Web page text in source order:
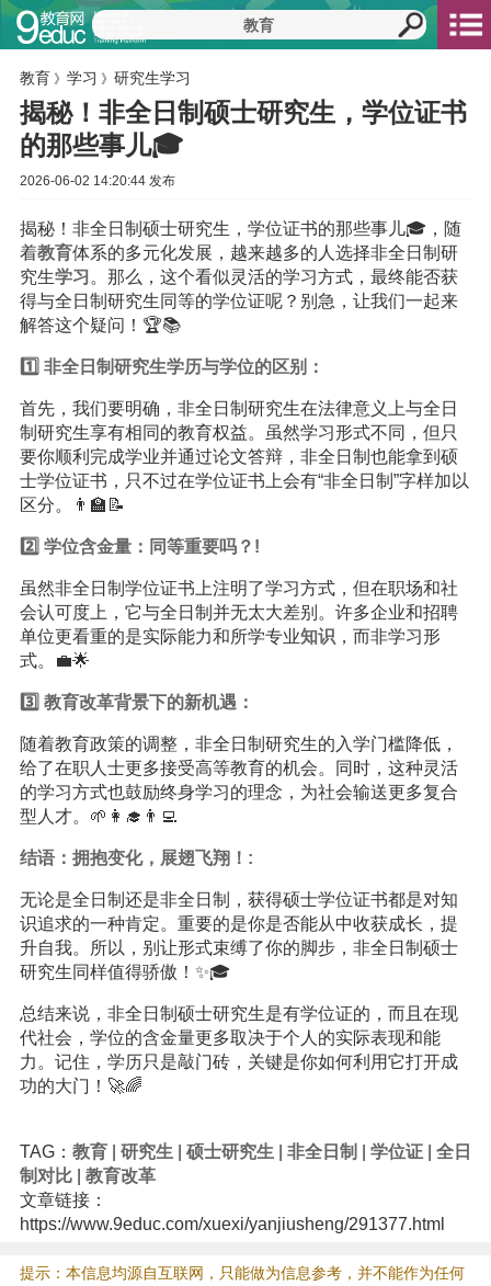
教育 》 学习 》 研究生学习
揭秘！非全日制硕士研究生，学位证书
的那些事儿🎓
2026-06-02 14:20:44 发布
揭秘！非全日制硕士研究生，学位证书的那些事儿🎓，随
着教育体系的多元化发展，越来越多的人选择非全日制研
究生学习 。那么，这个看似灵活的学习方式，最终能否获
得与全日制研究生同等的学位证呢？别急，让我们一起来
解答这个疑问！🏆📚
1️⃣ 非全日制研究生学历与学位的区别：
首先，我们要明确，非全日制研究生在法律意义上与全日
制研究生享有相同的教育权益。虽然学习形式不同，但只
要你顺利完成学业并通过论文答辩，非全日制也能拿到硕
士学位证书，只不过在学位证书上会有“非全日制”字样加以
区分。👨‍🏫📝
2️⃣ 学位含金量：同等重要吗？!
虽然非全日制学位证书上注明了学习方式，但在职场和社
会认可度上，它与全日制并无太大差别。许多企业和招聘
单位更看重的是实际能力和所学专业知识 ，而非学习形
式。💼🌟
3️⃣ 教育改革背景下的新机遇：
随着教育政策的调整，非全日制研究生的入学门槛降低，
给了在职人士更多接受高等教育的机会。同时，这种灵活
的学习方式也鼓励终身学习的理念，为社会输送更多复合
型人才。🌱👩‍🎓👨‍💻
结语：拥抱变化，展翅飞翔！:
无论是全日制还是非全日制，获得硕士学位证书都是对知
识追求的一种肯定。重要的是你是否能从中收获成长，提
升自我。所以，别让形式束缚了你的脚步，非全日制硕士
研究生同样值得骄傲！✨🎓
总结来说，非全日制硕士研究生是有学位证的，而且在现
代社会，学位的含金量更多取决于个人的实际表现和能
力。记住，学历只是敲门砖，关键是你如何利用它打开成
功的大门！🚀🌈
TAG： 教育| 研究生 硕士研究生 非全日制 学位证| 全日
制对比| 教育改革
文章链接：
https://www.9educ.com/xuexi/yanjiusheng/291377.html
提示：本信息均源自互联网，只能做为信息参考，并不能作为任何